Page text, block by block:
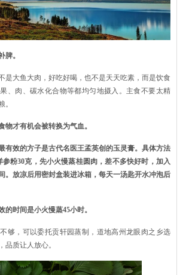
脾。
是大鱼大肉，好吃好喝，也不是天天吃素，而是饮食
、肉、碳水化合物等都均匀地摄入。主食不要太精
。
物才有机会被转换为气血。
有效的方子是古代名医王孟英创的玉灵膏。具体方法
参粉30克，先小火慢蒸桂圆肉，差不多快好时，加入
。放凉后用密封盒装进冰箱，每天一汤匙开水冲泡后
的时间是小火慢蒸45小时。
够，可以委托贡轩园蒸制，道地高州龙眼肉之乡选
品质让人放心。